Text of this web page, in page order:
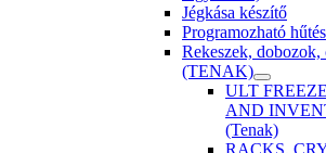
Jégkása készítő
Programozható hűtés
Rekeszek, dobozok,
(TENAK)
ULT
AND
(Tenak)
RACKS,